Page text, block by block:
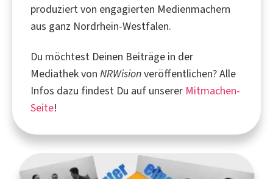
produziert von engagierten Medienmachern
aus ganz Nordrhein-Westfalen.
Du möchtest Deinen Beiträge in der
Mediathek von NRWisionveröffentlichen? Alle
Infos dazu findest Du auf unserer Mitmachen-
Seite!